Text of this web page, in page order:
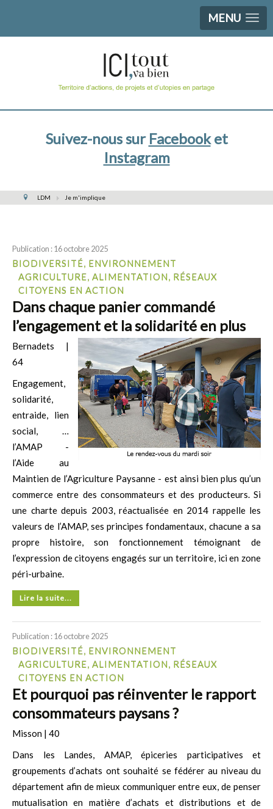
MENU
Suivez-nous sur Facebooket
Instagram
LDM Je m'implique
Publication : 16 octobre 2025
BIODIVERSITÉ, ENVIRONNEMENT
AGRICULTURE, ALIMENTATION, RÉSEAUX
CITOYENS EN ACTION
Dans chaque panier commandé
l’engagement et la solidarité en plus
Bernadets |
64
Engagement,
solidarité,
entraide, lien
social, …
l’AMAP -
l’Aide au
Maintien de l’Agriculture Paysanne - est ainsi bien plus qu’un
commerce entre des consommateurs et des producteurs. Si
une charte depuis 2003, réactualisée en 2014 rappelle les
valeurs de l’AMAP, ses principes fondamentaux, chacune a sa
propre histoire, son fonctionnement témoignant de
l’expression de citoyens engagés sur un territoire, ici en zone
péri-urbaine.
Lire la suite...
Publication : 16 octobre 2025
BIODIVERSITÉ, ENVIRONNEMENT
AGRICULTURE, ALIMENTATION, RÉSEAUX
CITOYENS EN ACTION
Et pourquoi pas réinventer le rapport
consommateurs paysans ?
Misson | 40
Dans les Landes, AMAP, épiceries participatives et
groupements d’achats ont souhaité se fédérer au niveau du
département afin de mieux communiquer entre eux, de penser
mutualisation en matière d’achats et distributions et de